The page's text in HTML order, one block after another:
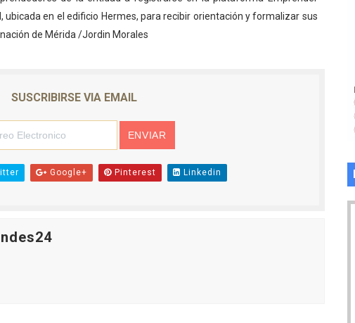
ubicada en el edificio Hermes, para recibir orientación y formalizar sus
de Mérida /Jordin Morales
SUSCRIBIRSE VIA EMAIL
Google+ Pinterest Linkedin